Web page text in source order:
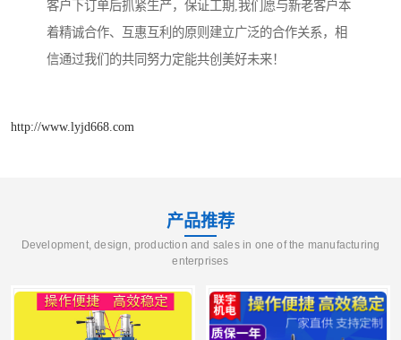
客户下订单后抓紧生产，保证工期,我们愿与新老客户本
着精诚合作、互惠互利的原则建立广泛的合作关系，相
信通过我们的共同努力定能共创美好未来！
http://www.lyjd668.com
产品推荐
Development, design, production and sales in one of the manufacturing
enterprises